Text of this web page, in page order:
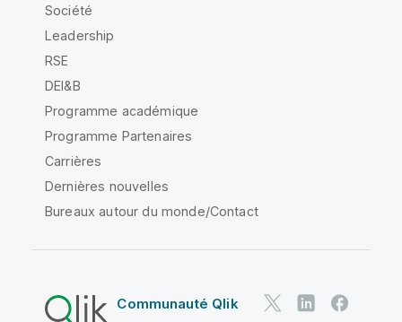
Société
Leadership
RSE
DEI&B
Programme académique
Programme Partenaires
Carrières
Dernières nouvelles
Bureaux autour du monde/Contact
Communauté Qlik